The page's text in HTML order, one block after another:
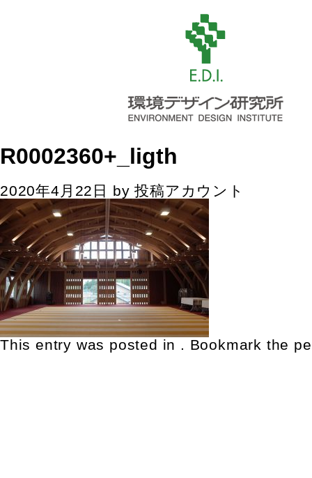
R0002360+_ligth
2020年4月22日 by投稿アカウント
This entry was posted in . Bookmark the